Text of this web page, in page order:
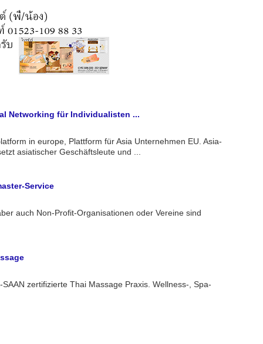
Networking für Individualisten ...
in europe, Plattform für Asia Unternehmen EU. Asia-
asiatischer Geschäftsleute und ...
Service
auch Non-Profit-Organisationen oder Vereine sind
zertifizierte Thai Massage Praxis. Wellness-, Spa-